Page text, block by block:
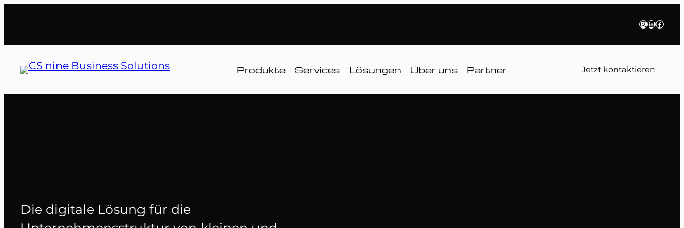
springen
Instagram
LinkedIn
Produkte Services Lösungen Über uns Partner Jetzt kontaktieren
Die digitale Lösung für die